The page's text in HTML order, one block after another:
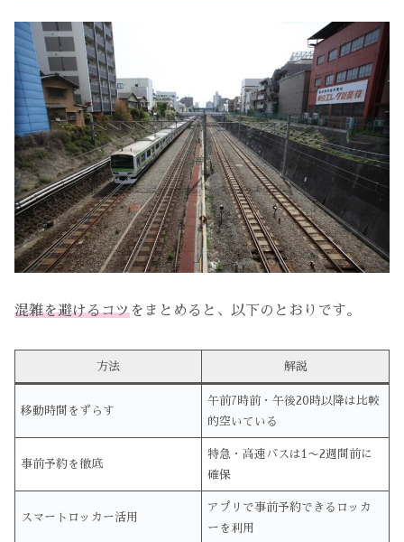
混雑を避けるコツをまとめると、以下のとおりです。
方法 解説
移動時間をずらす
午前7時前・午後20時以降は比較
的空いている
事前予約を徹底
特急・高速バスは1〜2週間前に
確保
スマートロッカー活用
アプリで事前予約できるロッカ
ーを利用